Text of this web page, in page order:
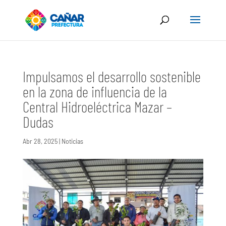
Impulsamos el desarrollo sostenible
en la zona de influencia de la
Central Hidroeléctrica Mazar –
Dudas
Abr 28, 2025| Noticias